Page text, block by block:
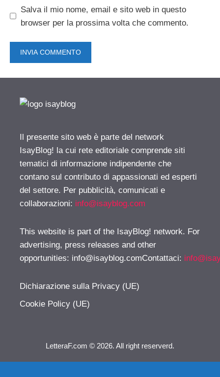
Salva il mio nome, email e sito web in questo
browser per la prossima volta che commento.
Il presente sito web è parte del network
IsayBlog! la cui rete editoriale comprende siti
tematici di informazione indipendente che
contano sul contributo di appassionati ed esperti
del settore. Per pubblicità, comunicati e
collaborazioni: info@isayblog.com
This website is part of the IsayBlog! network. For
advertising, press releases and other
opportunities: info@isayblog.comContattaci:
Dichiarazione sulla Privacy (UE)
Cookie Policy (UE)
LetteraF.com © 2026. All right reserverd.